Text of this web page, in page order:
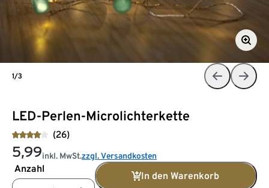
LED-Perlen-Microlichterkette
(26)
5,99inkl. MwSt.zzgl. Versandkosten
Anzahl
In den Warenkorb
1/3